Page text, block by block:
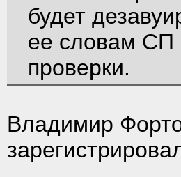
будет
ее словам СП
проверки.
Владимир